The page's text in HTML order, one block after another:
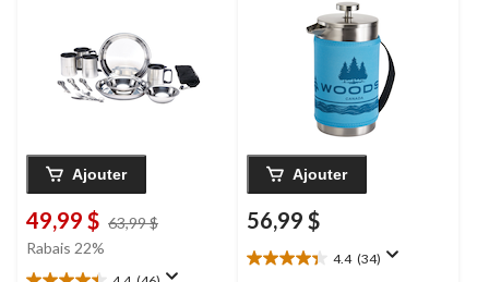
Ajouter
49,99 $ 63,99 $
Rabais 22%
Ajouter
56,99 $
4.4 (34)
4.4